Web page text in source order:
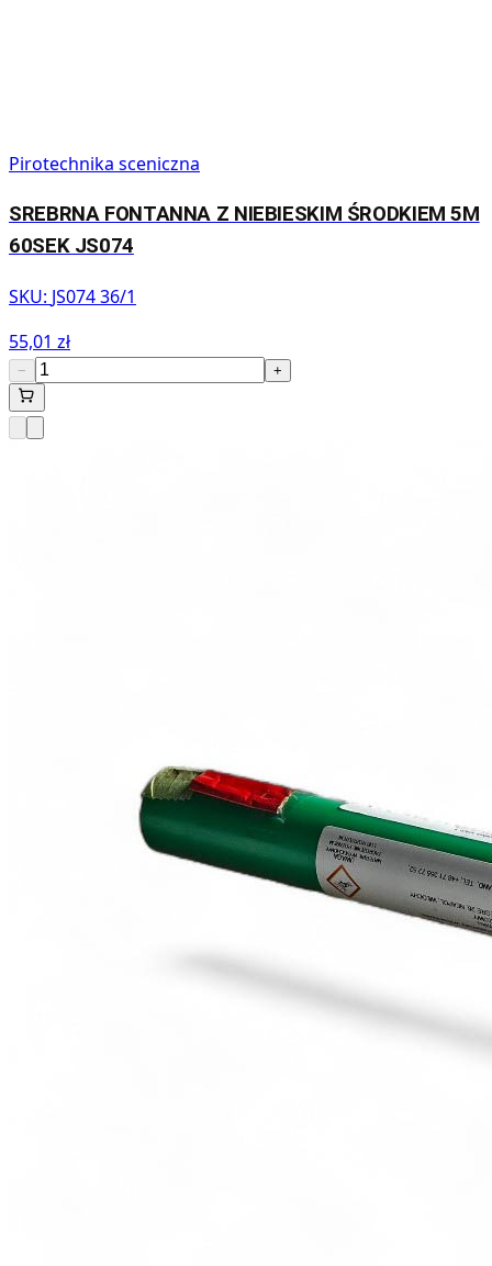
Pirotechnika sceniczna
SREBRNA FONTANNA Z NIEBIESKIM ŚRODKIEM 5M
60SEK JS074
SKU: JS074 36/1
55,01 zł
− +